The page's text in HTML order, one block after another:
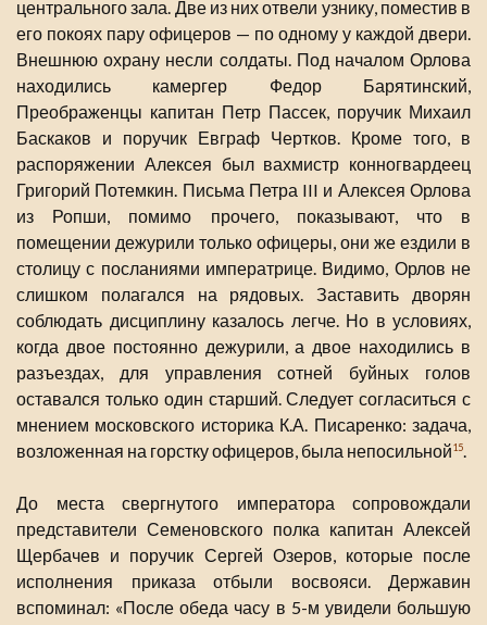
центрального зала. Две из них отвели узнику, поместив в
его покоях пару офицеров — по одному у каждой двери.
Внешнюю охрану несли солдаты. Под началом Орлова
находились камергер Федор Барятинский,
Преображенцы капитан Петр Пассек, поручик Михаил
Баскаков и поручик Евграф Чертков. Кроме того, в
распоряжении Алексея был вахмистр конногвардеец
Григорий Потемкин. Письма Петра III и Алексея Орлова
из Ропши, помимо прочего, показывают, что в
помещении дежурили только офицеры, они же ездили в
столицу с посланиями императрице. Видимо, Орлов не
слишком полагался на рядовых. Заставить дворян
соблюдать дисциплину казалось легче. Но в условиях,
когда двое постоянно дежурили, а двое находились в
разъездах, для управления сотней буйных голов
оставался только один старший. Следует согласиться с
мнением московского историка К.А. Писаренко: задача,
возложенная на горстку офицеров, была непосильной15.
До места свергнутого императора сопровождали
представители Семеновского полка капитан Алексей
Щербачев и поручик Сергей Озеров, которые после
исполнения приказа отбыли восвояси. Державин
вспоминал: «После обеда часу в 5-м увидели большую